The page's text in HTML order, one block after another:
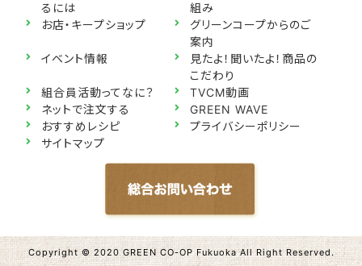
るには
組み
お店・キープショップ
グリーンコープからのご
案内
イベント情報
見たよ！聞いたよ！商品の
こだわり
組合員活動ってなに？
TVCM動画
ネットで注文する
GREEN WAVE
おすすめレシピ
プライバシーポリシー
サイトマップ
Copyright © 2020 GREEN CO-OP Fukuoka All Right Reserved.